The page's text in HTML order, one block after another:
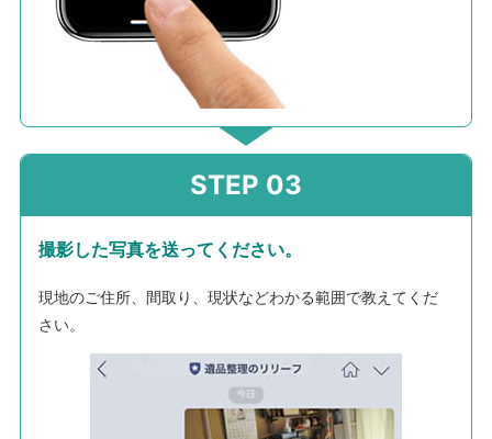
撮影した写真を送ってください。
現地のご住所、間取り、現状などわかる範囲で教えてくだ
さい。